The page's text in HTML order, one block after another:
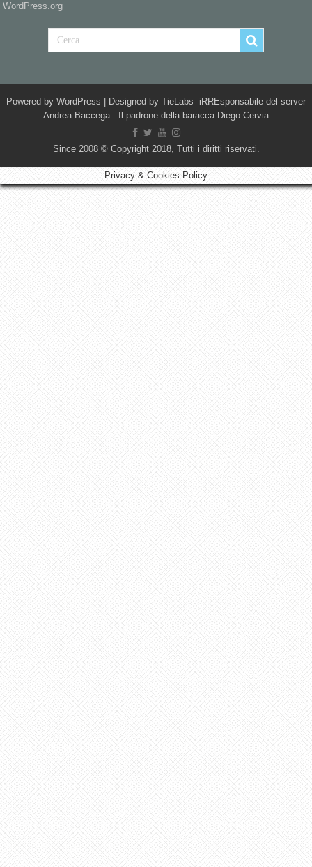
WordPress.org
Powered by WordPress | Designed by TieLabs iRREsponsabile del server
Andrea Baccega Il padrone della baracca Diego Cervia
Since 2008 © Copyright 2018, Tutti i diritti riservati.
Privacy & Cookies Policy